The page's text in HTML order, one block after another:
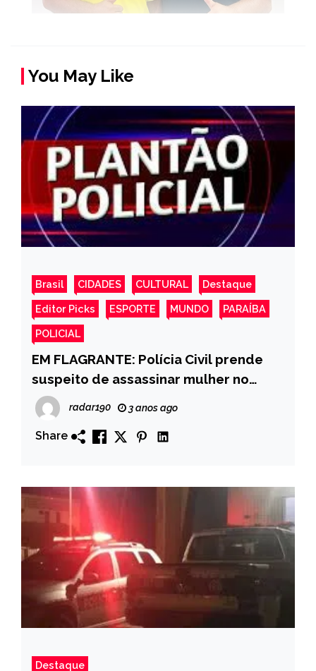
You May Like
Brasil CIDADES CULTURAL Destaque
Editor Picks ESPORTE MUNDO PARAÍBA
POLICIAL
EM FLAGRANTE: Polícia Civil prende
suspeito de assassinar mulher no
município de Picuí
radar190 3 anos ago
Share
Destaque